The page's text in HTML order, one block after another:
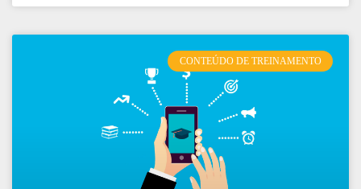
CONTEÚDO DE TREINAMENTO